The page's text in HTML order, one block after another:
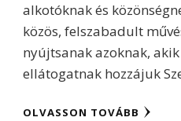
alkotóknak és
közös, felszabadult
nyújtsanak azoknak,
ellátogatnak hozzájuk
OLVASSON TOVÁBB